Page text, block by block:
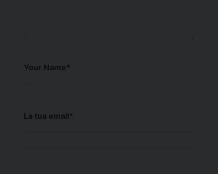
Your Name*
La tua email*